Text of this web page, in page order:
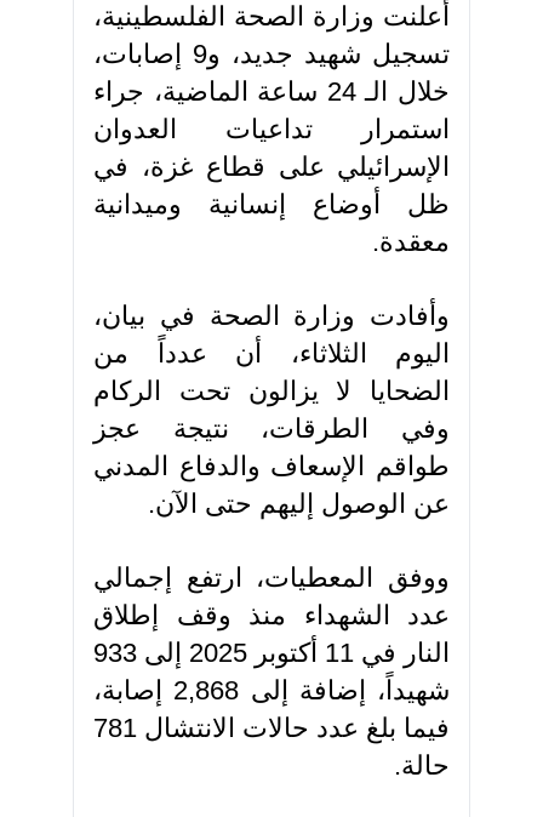
أعلنت وزارة الصحة الفلسطينية،
تسجيل شهيد جديد، و9 إصابات،
خلال الـ 24 ساعة الماضية، جراء
استمرار تداعيات العدوان
الإسرائيلي على قطاع غزة، في
ظل أوضاع إنسانية وميدانية
معقدة.
وأفادت وزارة الصحة في بيان،
اليوم الثلاثاء، أن عدداً من
الضحايا لا يزالون تحت الركام
وفي الطرقات، نتيجة عجز
طواقم الإسعاف والدفاع المدني
عن الوصول إليهم حتى الآن.
ووفق المعطيات، ارتفع إجمالي
عدد الشهداء منذ وقف إطلاق
النار في 11 أكتوبر 2025 إلى 933
شهيداً، إضافة إلى 2,868 إصابة،
فيما بلغ عدد حالات الانتشال 781
حالة.